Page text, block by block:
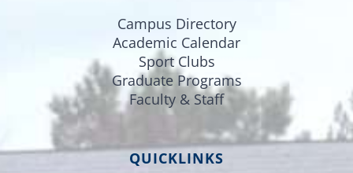
Campus Directory
Academic Calendar
Sport Clubs
Graduate Programs
Faculty & Staff
QUICKLINKS